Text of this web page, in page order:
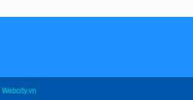
Webcity.vn